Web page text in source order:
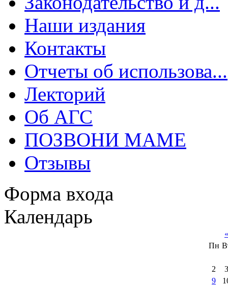
Наши издания
Контакты
Отчеты об использова...
Лекторий
Об АГС
ПОЗВОНИ МАМЕ
Отзывы
Форма входа
Календарь
«
Пн
2
3
9